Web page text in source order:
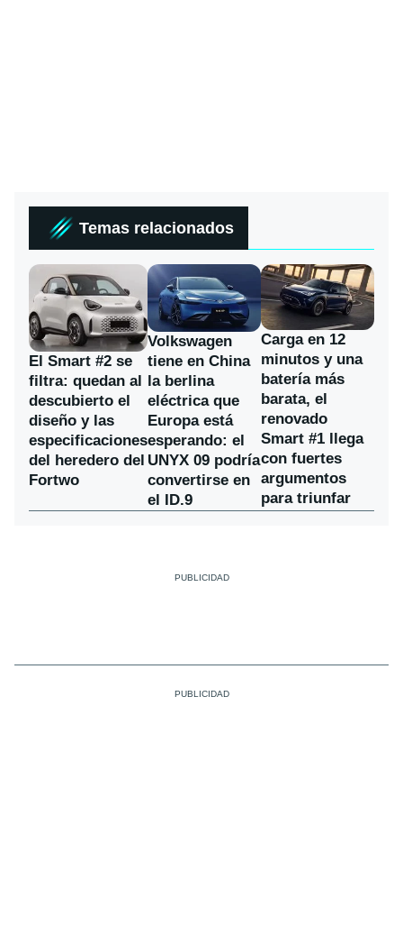
Temas relacionados
El Smart #2 se
filtra: quedan al
descubierto el
diseño y las
especificaciones
del heredero del
Fortwo
Volkswagen
tiene en China
la berlina
eléctrica que
Europa está
esperando: el
UNYX 09 podría
convertirse en
el ID.9
Carga en 12
minutos y una
batería más
barata, el
renovado
Smart #1 llega
con fuertes
argumentos
para triunfar